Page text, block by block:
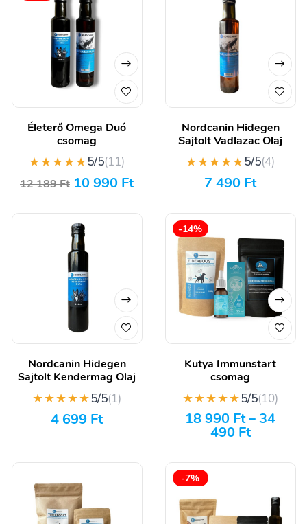
Életerő Omega Duó
csomag
★★★★★5/5(11)
12 189Ft 10 990 Ft
Nordcanin Hidegen
Sajtolt Vadlazac Olaj
★★★★★5/5(4)
7 490 Ft
Nordcanin Hidegen
Sajtolt Kendermag Olaj
★★★★★5/5(1)
4 699 Ft
-14%
Kutya Immunstart
csomag
★★★★★5/5(10)
18 990 Ft–34
490 Ft
-7%